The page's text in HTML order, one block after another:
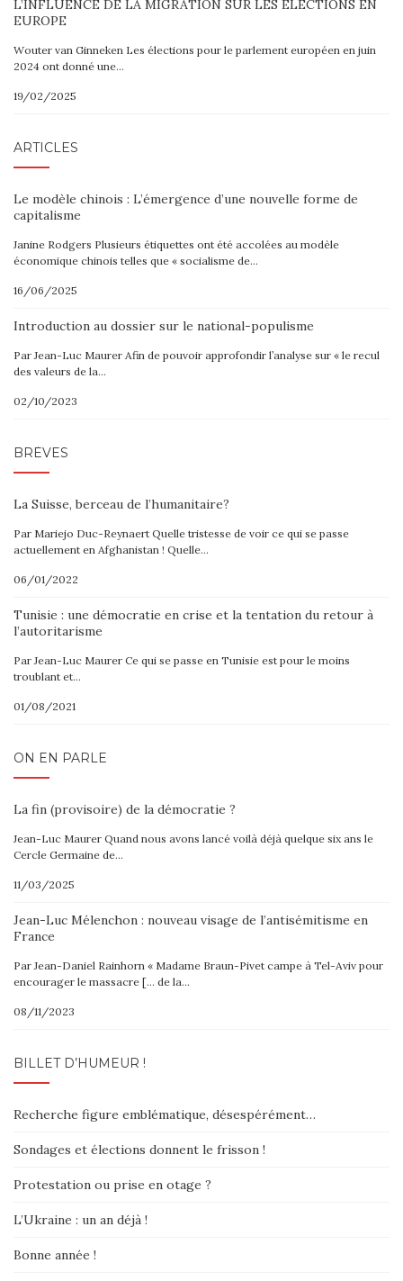
L’INFLUENCE DE LA MIGRATION SUR LES ELECTIONS EN
EUROPE
Wouter van Ginneken Les élections pour le parlement européen en juin
2024 ont donné une…
19/02/2025
ARTICLES
Le modèle chinois : L’émergence d’une nouvelle forme de
capitalisme
Janine Rodgers Plusieurs étiquettes ont été accolées au modèle
économique chinois telles que « socialisme de…
16/06/2025
Introduction au dossier sur le national-populisme
Par Jean-Luc Maurer Afin de pouvoir approfondir l’analyse sur « le recul
des valeurs de la…
02/10/2023
BRÈVES
La Suisse, berceau de l’humanitaire?
Par Mariejo Duc-Reynaert Quelle tristesse de voir ce qui se passe
actuellement en Afghanistan ! Quelle…
06/01/2022
Tunisie : une démocratie en crise et la tentation du retour à
l’autoritarisme
Par Jean-Luc Maurer Ce qui se passe en Tunisie est pour le moins
troublant et…
01/08/2021
ON EN PARLE
La fin (provisoire) de la démocratie ?
Jean-Luc Maurer Quand nous avons lancé voilà déjà quelque six ans le
Cercle Germaine de…
11/03/2025
Jean-Luc Mélenchon : nouveau visage de l’antisémitisme en
France
Par Jean-Daniel Rainhorn « Madame Braun-Pivet campe à Tel-Aviv pour
encourager le massacre [… de la…
08/11/2023
BILLET D’HUMEUR !
Recherche figure emblématique, désespérément…
Sondages et élections donnent le frisson !
Protestation ou prise en otage ?
L’Ukraine : un an déjà !
Bonne année !